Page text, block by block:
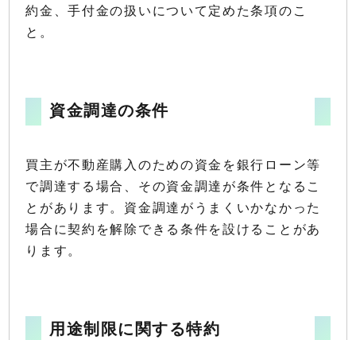
約金、手付金の扱いについて定めた条項のこ
と。
資金調達の条件
買主が不動産購入のための資金を銀行ローン等
で調達する場合、その資金調達が条件となるこ
とがあります。資金調達がうまくいかなかった
場合に契約を解除できる条件を設けることがあ
ります。
用途制限に関する特約